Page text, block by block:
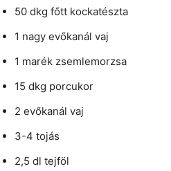
50 dkg főtt kockatészta
1 nagy evőkanál vaj
1 marék zsemlemorzsa
15 dkg porcukor
2 evőkanál vaj
3-4 tojás
2,5 dl tejföl